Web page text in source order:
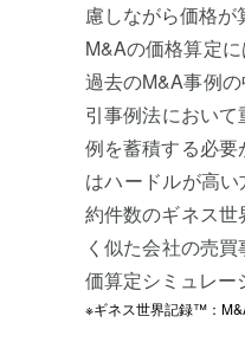
慮しながら価格が
M&Aの価格算定
過去のM&A事例
引事例法におい
例を蓄積する必
はハードルが高
約件数のギネス
く似た会社の売
価算定シミュレー
※ギネス世界記録™：